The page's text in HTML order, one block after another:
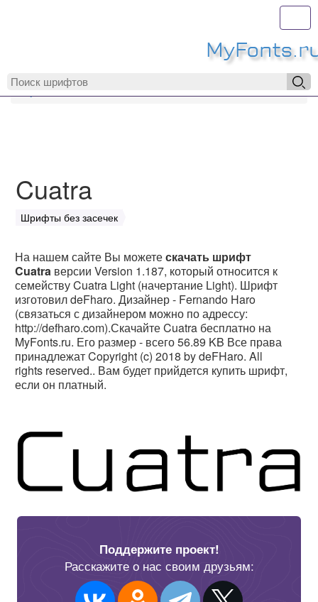
MyFonts.ru
Cuatra
Шрифты без засечек
На нашем сайте Вы можетескачать шрифт
Cuatra версии Version 1.187, который относится к
семейству Cuatra Light (начертание Light). Шрифт
изготовил deFharo. Дизайнер - Fernando Haro
(связаться с дизайнером можно по адрессу:
http://defharo.com).Скачайте Cuatra бесплатно на
MyFonts.ru. Его размер - всего 56.89 KB Все права
принадлежат Copyright (c) 2018 by deFHaro. All
rights reserved.. Вам будет прийдется купить шрифт,
если он платный.
Поддержите проект!
Расскажите о нас своим друзьям: